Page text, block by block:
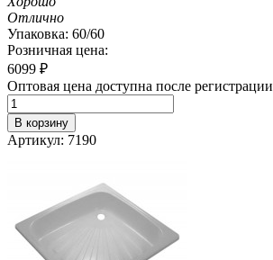
Отлично
Упаковка: 60/60
Розничная цена:
6099 ₽
Оптовая цена доступна после регистрации
В корзину
Артикул: 7190